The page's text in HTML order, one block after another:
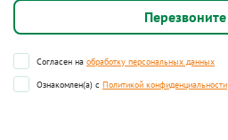
Согласен на обработку персональных данных
Ознакомлен(а) с Политикой конфиденциальности